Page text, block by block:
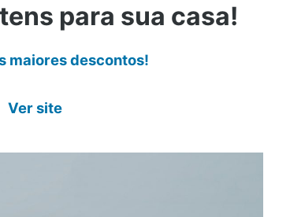
para sua casa!
maiores descontos!
Ver site